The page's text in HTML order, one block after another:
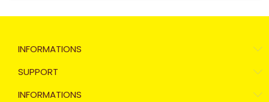
INFORMATIONS
SUPPORT
INFORMATIONS